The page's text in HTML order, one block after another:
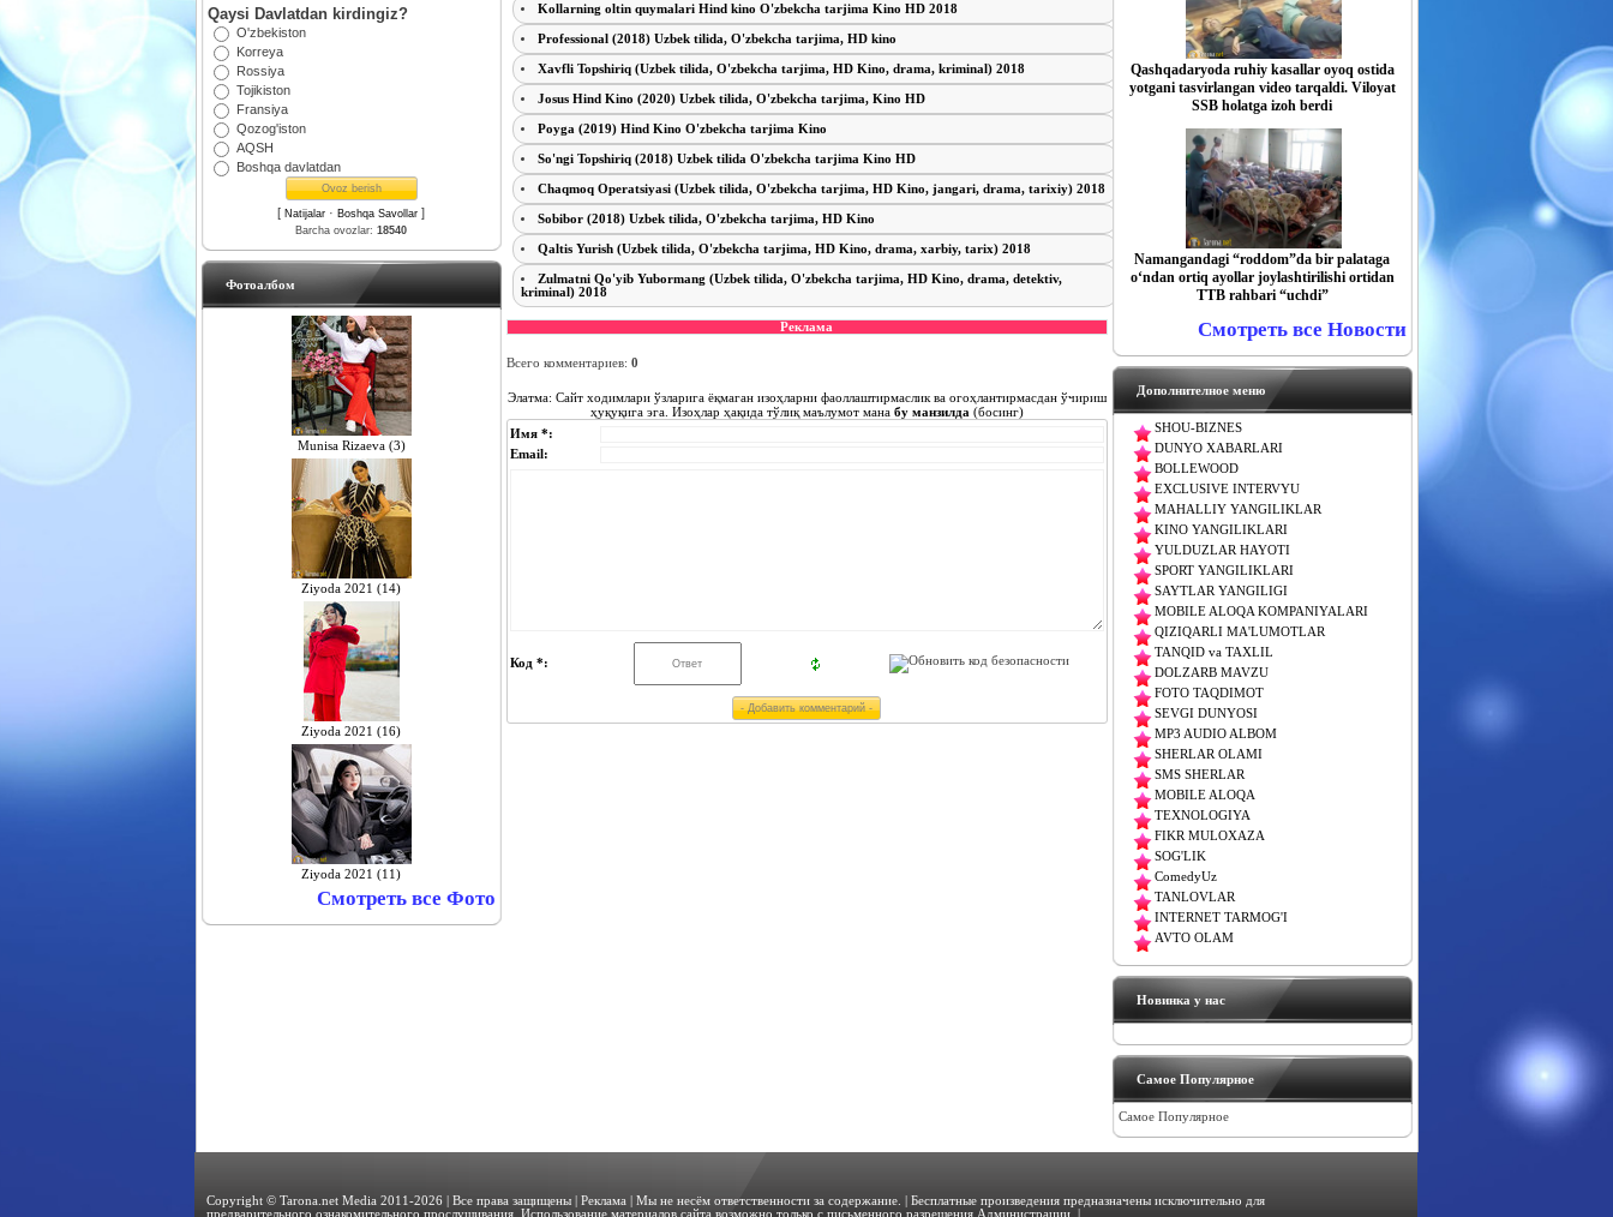
Qaysi Davlatdan kirdingiz?
O'zbekiston
Korreya
Rossiya
Tojikiston
Fransiya
Qozog'iston
AQSH
Boshqa davlatdan
[ Natijalar · Boshqa Savollar ]
Barcha ovozlar: 18540
Фотоалбом
Munisa Rizaeva (3)
Ziyoda 2021 (14)
Ziyoda 2021 (16)
Ziyoda 2021 (11)
Смотреть все Фото
Kollarning oltin quymalari Hind kino O'zbekcha tarjima Kino HD 2018
Professional (2018) Uzbek tilida, O'zbekcha tarjima, HD kino
Xavfli Topshiriq (Uzbek tilida, O'zbekcha tarjima, HD Kino, drama, kriminal) 2018
Josus Hind Kino (2020) Uzbek tilida, O'zbekcha tarjima, Kino HD
Poyga (2019) Hind Kino O'zbekcha tarjima Kino
So'ngi Topshiriq (2018) Uzbek tilida O'zbekcha tarjima Kino HD
Chaqmoq Operatsiyasi (Uzbek tilida, O'zbekcha tarjima, HD Kino, jangari, drama, tarixiy) 2018
Sobibor (2018) Uzbek tilida, O'zbekcha tarjima, HD Kino
Qaltis Yurish (Uzbek tilida, O'zbekcha tarjima, HD Kino, drama, xarbiy, tarix) 2018
Zulmatni Qo'yib Yubormang (Uzbek tilida, O'zbekcha tarjima, HD Kino, drama, detektiv,
kriminal) 2018
Реклама
Всего комментариев: 0
Элатма: Сайт ходимлари ўзларига ёқмаган изоҳларни фаоллаштирмаслик ва огоҳлантирмасдан ўчириш
ҳуқуқига эга. Изоҳлар ҳақида тўлиқ маълумот манабу манзилда (босинг)
Имя *:
Email:
Код *:
Qashqadaryoda ruhiy kasallar oyoq ostida
yotgani tasvirlangan video tarqaldi. Viloyat
SSB holatga izoh berdi
Namangandagi “roddom”da bir palataga
o‘ndan ortiq ayollar joylashtirilishi ortidan
TTB rahbari “uchdi”
Смотреть все Новости
Дополнителное меню
SHOU-BIZNES
DUNYO XABARLARI
BOLLEWOOD
EXCLUSIVE INTERVYU
MAHALLIY YANGILIKLAR
KINO YANGILIKLARI
YULDUZLAR HAYOTI
SPORT YANGILIKLARI
SAYTLAR YANGILIGI
MOBILE ALOQA KOMPANIYALARI
QIZIQARLI MA'LUMOTLAR
TANQID va TAXLIL
DOLZARB MAVZU
FOTO TAQDIMOT
SEVGI DUNYOSI
MP3 AUDIO ALBOM
SHERLAR OLAMI
SMS SHERLAR
MOBILE ALOQA
TEXNOLOGIYA
FIKR MULOXAZA
SOG'LIK
ComedyUz
TANLOVLAR
INTERNET TARMOG'I
AVTO OLAM
Новинка у нас
Самое Популярное
Самое Популярное
Copyright © Tarona.net Media 2011-2026 | Все права защищены |Реклама
| Мы не несём ответственности за содержание. | Бесплатные произведения предназначены исключительно для
предварительного ознакомительного прослушивания. Использование материалов сайта возможно только с письменного разрешения Администрации. |